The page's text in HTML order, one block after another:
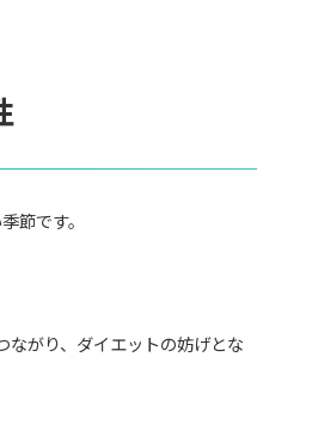
節です。
がり、ダイエットの妨げとな